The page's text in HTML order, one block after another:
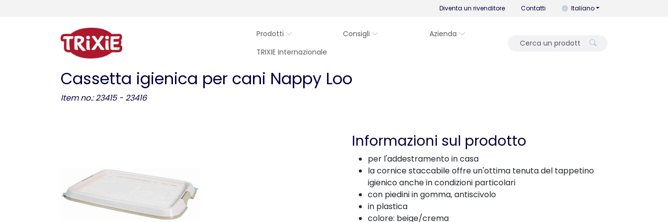
Diventa un rivenditore Contatti Puoi cambiare la lingua con
Italiano
Prodotti Consigli
Azienda
TRIXIE Internazionale
Cassetta igienica per cani Nappy Loo
Item no.: 23415 - 23416
Informazioni sul prodotto
per l'addestramento in casa
la cornice staccabile offre un'ottima tenuta del tappetino
igienico anche in condizioni particolari
con piedini in gomma, antiscivolo
in plastica
colore: beige/crema